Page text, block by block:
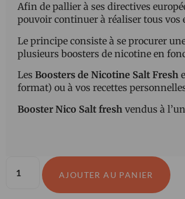
Afin de pallier à ses directives
pouvoir continuer à réaliser tous vos
Le principe consiste à se procurer
plusieurs boosters de nicotine en
Les Boosters de Nicotine Salt Fresh
format) ou à vos recettes
Booster Nico Salt fresh vendus à
AJOUTER AU PANIER